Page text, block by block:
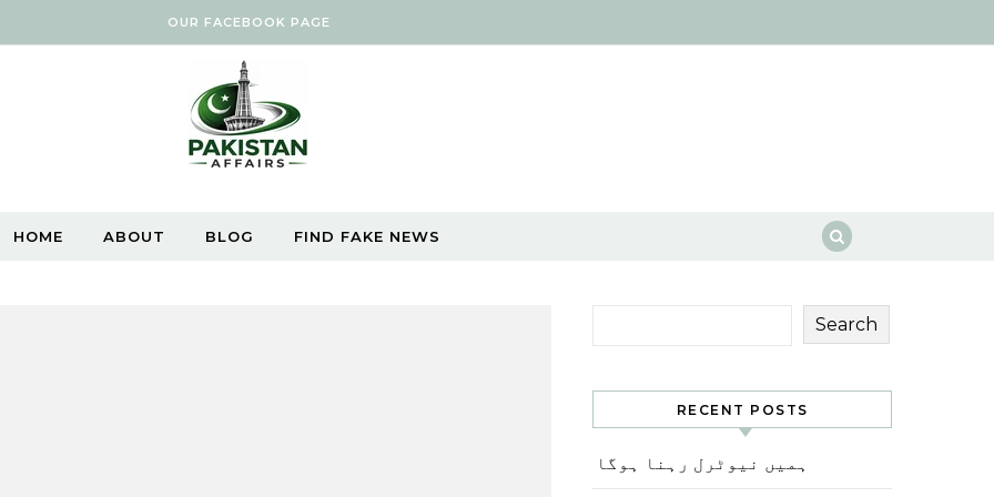
OUR FACEBOOK PAGE
HOME ABOUT BLOG FIND FAKE NEWS
Search
RECENT POSTS
ہمیں نیوٹرل رہنا ہوگا